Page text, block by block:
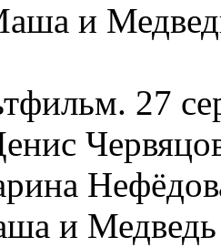
и
27
и Медведь